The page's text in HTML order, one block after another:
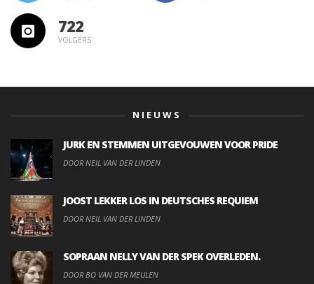
722
VOLGERS
NIEUWS
JURK EN STEMMEN UITGEVOUWEN VOOR PRIDE
DOOR NEIL VAN DER LINDEN
JOOST LEKKER LOS IN DEUTSCHES REQUIEM
DOOR NEIL VAN DER LINDEN
SOPRAAN NELLY VAN DER SPEK OVERLEDEN.
DOOR BO VAN DER MEULEN